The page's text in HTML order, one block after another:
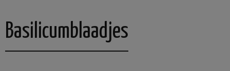
Basilicumblaadjes